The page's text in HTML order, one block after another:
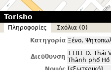
Torisho
Πληροφορίες
Σxόλια (0)
Κατηγορία Ξένο,
Διεύθυνση 11B1 Đ. Thái
Thành phố Hồ